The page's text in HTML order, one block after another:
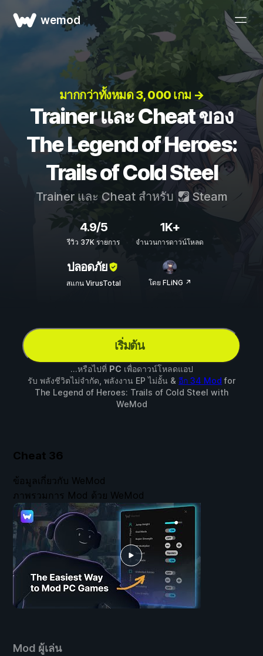
wemod
มากกว่าทั้งหมด 3, 000 เกม →
Trainer และ Cheat ของ
The Legend of Heroes:
Trails of Cold Steel
Trainer และ Cheat สำหรับ Steam
4.9/5
รีวิว 37K รายการ
1K+
จำนวนการดาวน์โหลด
ปลอดภัย
สแกน VirusTotal โดย FLiNG ↗
เริ่มต้น
...หรือไปที่ PC เพื่อดาวน์โหลดแอป
รับ พลังชีวิตไม่จำกัด, พลังงาน EP ไม่อั้น & อีก 34 Mod for
The Legend of Heroes: Trails of Cold Steel with
WeMod
Cheat 36
Mod ผู้เล่น
ข้อมูลเกี่ยวกับ WeMod
ภาพรวมการ Mod ด้วย WeMod